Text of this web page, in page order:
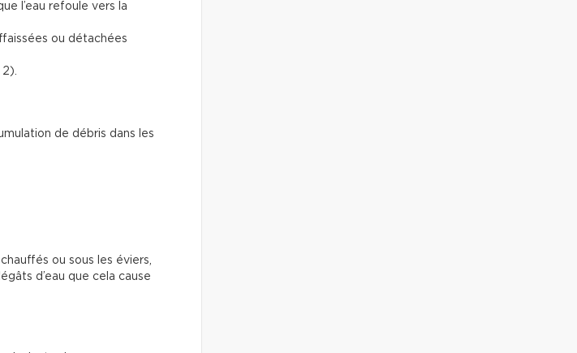
l’eau refoule vers la
ou détachées
2).
de débris dans les
ou sous les éviers,
d’eau que cela cause